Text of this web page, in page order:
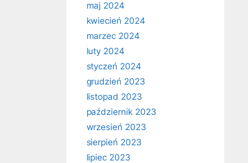
maj 2024
kwiecień 2024
marzec 2024
luty 2024
styczeń 2024
grudzień 2023
listopad 2023
październik 2023
wrzesień 2023
sierpień 2023
lipiec 2023